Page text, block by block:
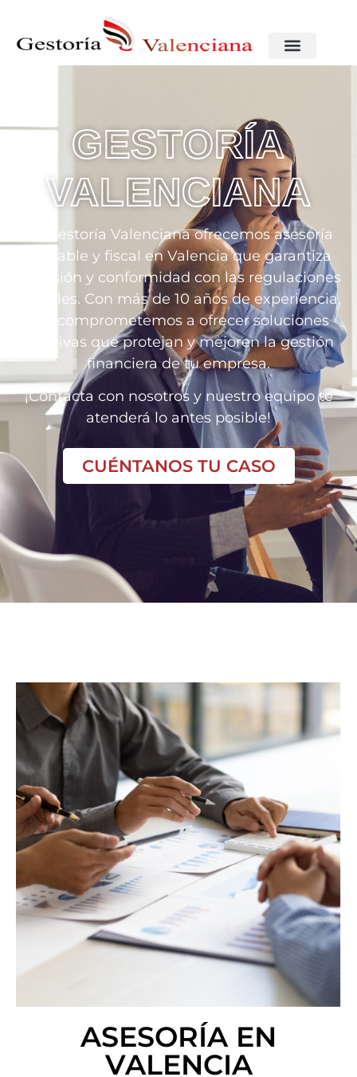
GESTORÍA
VALENCIANA
En Gestoría Valenciana ofrecemos asesoría
contable y fiscal en Valencia que garantiza
precisión y conformidad con las regulaciones
actuales. Con más de 10 años de experiencia,
nos comprometemos a ofrecer soluciones
efectivas que protejan y mejoren la gestión
financiera de tu empresa.
¡Contacta con nosotros y nuestro equipo te
atenderá lo antes posible!
CUÉNTANOS TU CASO
ASESORÍA EN
VALENCIA